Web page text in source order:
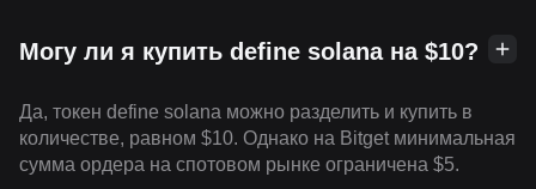
Могу ли я купить define solana на $10?
Да, токен define solana можно разделить и купить в
количестве, равном $10. Однако на Bitget минимальная
сумма ордера на спотовом рынке ограничена $5.